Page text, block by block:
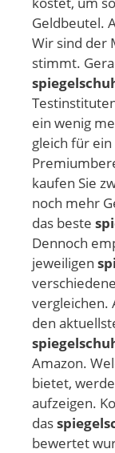
Geldbeutel.
Wir sind der
stimmt.
ein wenig
gleich für ein
kaufen Sie
noch mehr
das beste
Dennoch
jeweiligen
vergleichen.
den
Amazon.
bietet,
aufzeigen.
das
bewertet